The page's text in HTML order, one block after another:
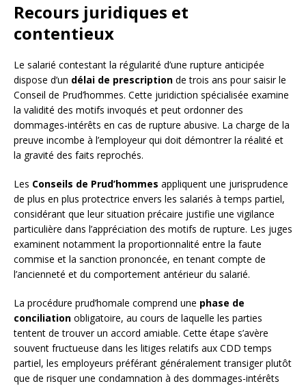
Recours juridiques et
contentieux
Le salarié contestant la régularité d’une rupture anticipée
dispose d’un délai de prescription de trois ans pour saisir le
Conseil de Prud’hommes. Cette juridiction spécialisée examine
la validité des motifs invoqués et peut ordonner des
dommages-intérêts en cas de rupture abusive. La charge de la
preuve incombe à l’employeur qui doit démontrer la réalité et
la gravité des faits reprochés.
Les Conseils de Prud’hommes appliquent une jurisprudence
de plus en plus protectrice envers les salariés à temps partiel,
considérant que leur situation précaire justifie une vigilance
particulière dans l’appréciation des motifs de rupture. Les juges
examinent notamment la proportionnalité entre la faute
commise et la sanction prononcée, en tenant compte de
l’ancienneté et du comportement antérieur du salarié.
La procédure prud’homale comprend une phase de
conciliation obligatoire, au cours de laquelle les parties
tentent de trouver un accord amiable. Cette étape s’avère
souvent fructueuse dans les litiges relatifs aux CDD temps
partiel, les employeurs préférant généralement transiger plutôt
que de risquer une condamnation à des dommages-intérêts